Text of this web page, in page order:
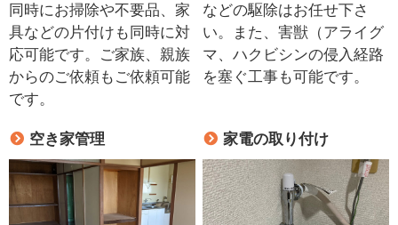
同時にお掃除や不要品、家
具などの片付けも同時に対
応可能です。ご家族、親族
からのご依頼もご依頼可能
です。
などの駆除はお任せ下さ
い。また、害獣（アライグ
マ、ハクビシンの侵入経路
を塞ぐ工事も可能です。
空き家管理 家電の取り付け